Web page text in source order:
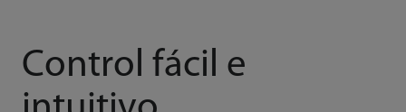
Control fácil e